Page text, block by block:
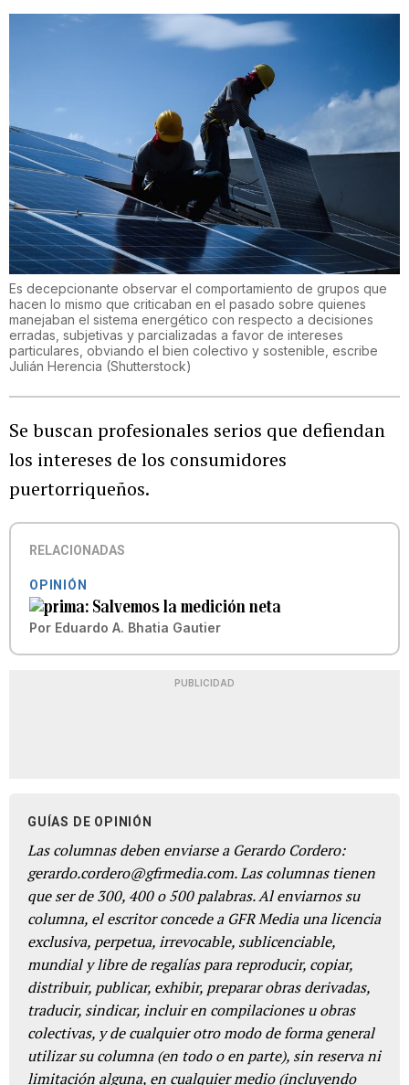
Es decepcionante observar el comportamiento de grupos que
hacen lo mismo que criticaban en el pasado sobre quienes
manejaban el sistema energético con respecto a decisiones
erradas, subjetivas y parcializadas a favor de intereses
particulares, obviando el bien colectivo y sostenible, escribe
Julián Herencia (Shutterstock)
Se buscan profesionales serios que defiendan
los intereses de los consumidores
puertorriqueños.
RELACIONADAS
OPINIÓN
Salvemos la medición neta
Por Eduardo A. Bhatia Gautier
PUBLICIDAD
GUÍAS DE OPINIÓN
Las columnas deben enviarse a Gerardo Cordero:
gerardo.cordero@gfrmedia.com. Las columnas tienen
que ser de 300, 400 o 500 palabras. Al enviarnos su
columna, el escritor concede a GFR Media una licencia
exclusiva, perpetua, irrevocable, sublicenciable,
mundial y libre de regalías para reproducir, copiar,
distribuir, publicar, exhibir, preparar obras derivadas,
traducir, sindicar, incluir en compilaciones u obras
colectivas, y de cualquier otro modo de forma general
utilizar su columna (en todo o en parte), sin reserva ni
limitación alguna, en cualquier medio (incluyendo